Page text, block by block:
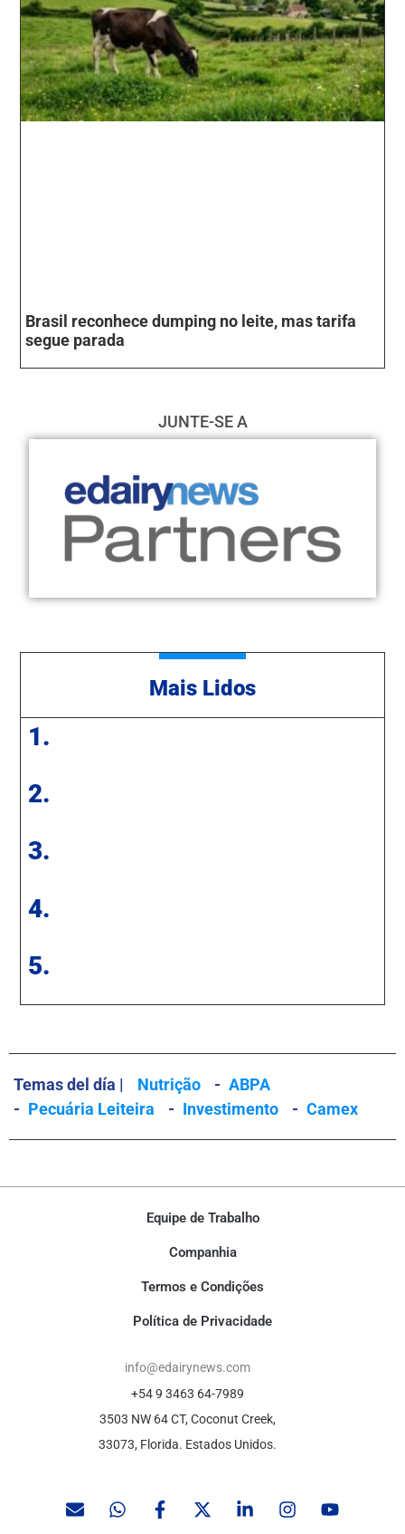
Brasil reconhece dumping no leite, mas tarifa
segue parada
JUNTE-SE A
Mais Lidos
1.
2.
3.
4.
5.
Temas del día | Nutrição - ABPA
- Pecuária Leiteira - Investimento - Camex
Equipe de Trabalho
Companhia
Termos e Condições
Política de Privacidade
info@edairynews.com
+54 9 3463 64-7989
3503 NW 64 CT, Coconut Creek,
33073, Florida. Estados Unidos.